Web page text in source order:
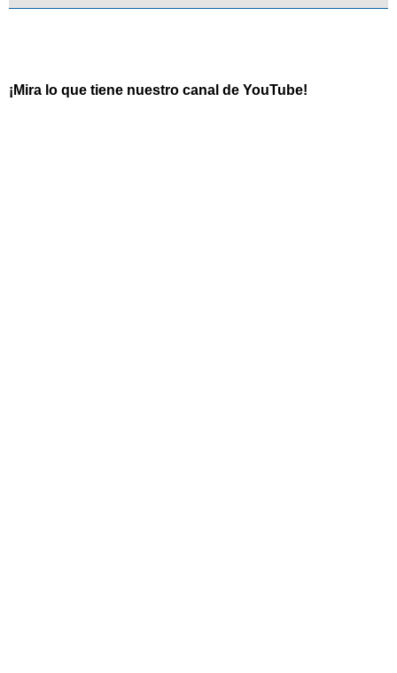
¡Mira lo que tiene nuestro canal de YouTube!